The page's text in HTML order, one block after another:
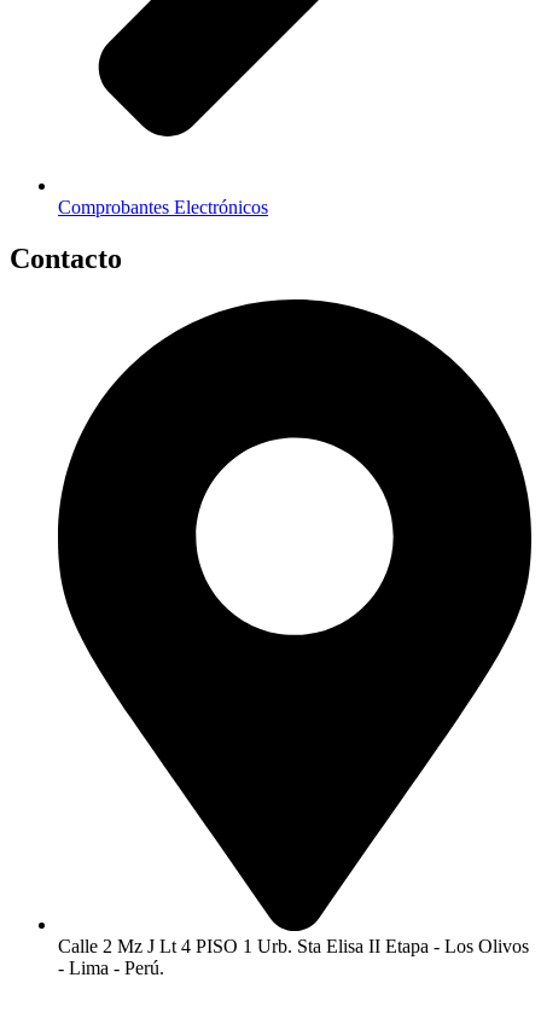
Comprobantes Electrónicos
Contacto
Calle 2 Mz J Lt 4 PISO 1 Urb. Sta Elisa II Etapa - Los Olivos
- Lima - Perú.